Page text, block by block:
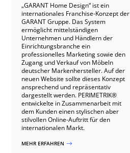
„GARANT Home Design“ ist ein
internationales Franchise-Konzept der
GARANT Gruppe. Das System
ermöglicht mittelständigen
Unternehmen und Händlern der
Einrichtungsbranche ein
professionelles Marketing sowie den
Zugang und Verkauf von Möbeln
deutscher Markenhersteller. Auf der
neuen Website sollte dieses Konzept
ansprechend und repräsentativ
dargestellt werden. PERIMETRIK®
entwickelte in Zusammenarbeit mit
dem Kunden einen stylischen aber
stilvollen Online-Auftritt für den
internationalen Markt.
MEHR ERFAHREN $